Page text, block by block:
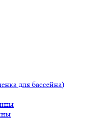
для бассейна)